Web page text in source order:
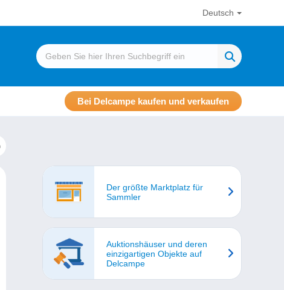
Deutsch
Bei Delcampe kaufen und verkaufen
Der größte Marktplatz für
Sammler
Auktionshäuser und deren
einzigartigen Objekte auf
Delcampe